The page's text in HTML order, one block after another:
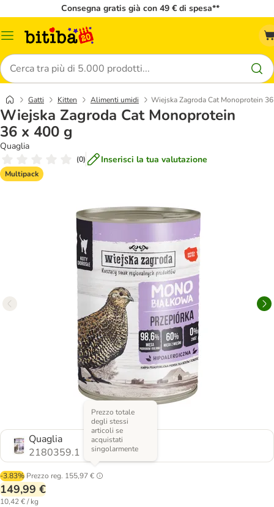
Consegna gratis già con 49 € di spesa**
Overview
Cerca
Gatti Kitten Alimenti umidi Wiejska Zagroda Cat Monoprotein
Wiejska Zagroda Cat Monoprotein
36 x 400 g
Quaglia
(0) Inserisci la tua valutazione
Multipack
Quaglia
2180359.1
-3.83% Prezzo reg. 155,97 €
Prezzo totale
degli stessi
articoli se
acquistati
singolarmente
149,99 €
10,42 € / kg